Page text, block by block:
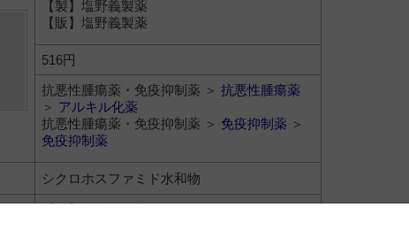
【製】塩野義製薬
【販】塩野義製薬
516円
抗悪性腫瘍薬・免疫抑制薬 ＞ 抗悪性腫瘍薬
＞ アルキル化薬
抗悪性腫瘍薬・免疫抑制薬 ＞ 免疫抑制薬 ＞
免疫抑制薬
シクロホスファミド水和物